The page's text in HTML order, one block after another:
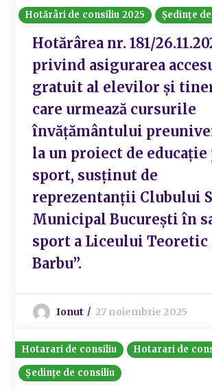
Hotărâri de consiliu 2025 Ședințe
Hotărârea nr. 181/
privind asigurarea
gratuit al elevilor şi
care urmează cursurile
învăţământului
la un proiect de
sport, susținut de
reprezentanții Clubului
Municipal București în
sport a Liceului Teoretic
Barbu”.
Ionut 27 noiembrie 2025
Hotarari de consiliu
Hotarari de
Ședințe de consiliu